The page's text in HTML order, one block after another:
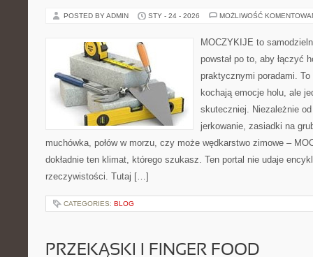
POSTED BY ADMIN STY - 24 - 2026 MOŻLIWOŚĆ
MOCZYKIJE to
powstał po to, aby łączyć
praktycznymi poradami.
kochają emocje holu, ale
skuteczniej. Niezależnie
jerkowanie, zasiadki na
muchówka, połów w morzu, czy może wędkarstwo zimowe –
dokładnie ten klimat, którego szukasz. Ten portal nie udaje
rzeczywistości. Tutaj […]
CATEGORIES: BLOG
PRZEKĄSKI I FINGER FOOD